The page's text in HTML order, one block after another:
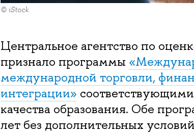
© iStock
Центральное агентство по
признало программы
международной торговли,
интеграции»
качества образования. Обе
лет без дополнительных